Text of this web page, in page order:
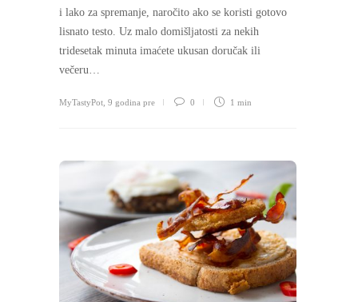
i lako za spremanje, naročito ako se koristi gotovo
lisnato testo. Uz malo domišljatosti za nekih
tridesetak minuta imaćete ukusan doručak ili
večeru…
MyTastyPot 9 godina pre 0 1 min